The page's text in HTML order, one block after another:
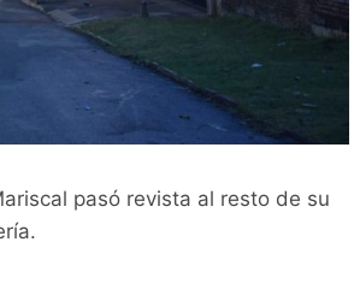
pasó revista al resto de su